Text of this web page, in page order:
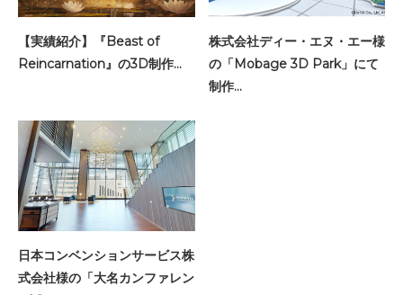
【実績紹介】『Beast of
Reincarnation』の3D制作…
株式会社ディー・エヌ・エー様
の「Mobage 3D Park」にて
制作…
日本コンベンションサービス株
式会社様の「大名カンファレン